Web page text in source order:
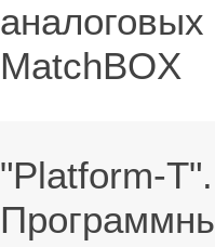
аналоговых
MatchBOX
"Platform-T".